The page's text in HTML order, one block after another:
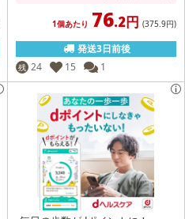
1個あたり 76.2円 (375 .9円)
発送3日前後
残 24 15 1